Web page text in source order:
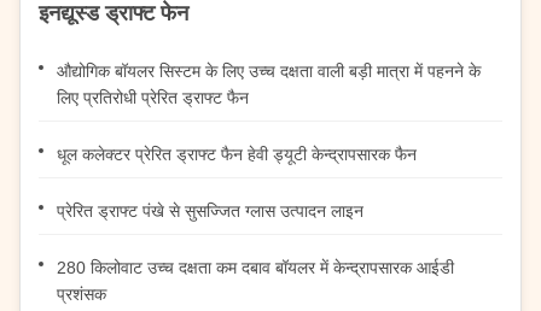
इनद्यूस्ड ड्राफ्ट फेन
औद्योगिक बॉयलर सिस्टम के लिए उच्च दक्षता वाली बड़ी मात्रा में पहनने के
लिए प्रतिरोधी प्रेरित ड्राफ्ट फैन
धूल कलेक्टर प्रेरित ड्राफ्ट फैन हेवी ड्यूटी केन्द्रापसारक फैन
प्रेरित ड्राफ्ट पंखे से सुसज्जित ग्लास उत्पादन लाइन
280 किलोवाट उच्च दक्षता कम दबाव बॉयलर में केन्द्रापसारक आईडी
प्रशंसक